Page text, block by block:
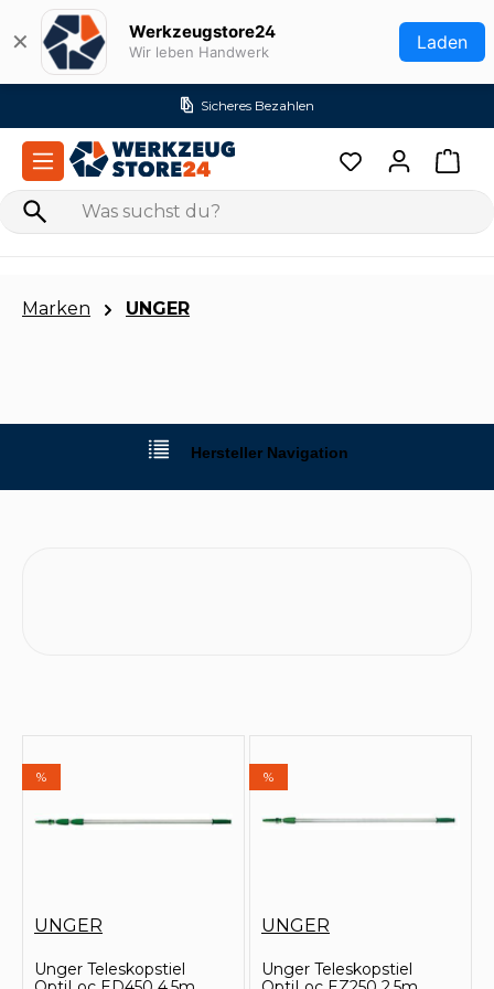
Zum Hauptinhalt springen
✕ Werkzeugstore24
Wir leben Handwerk Laden
Sicheres Bezahlen
Marken UNGER
Hersteller Navigation
%
UNGER
Unger Teleskopstiel
%
UNGER
Unger Teleskopstiel